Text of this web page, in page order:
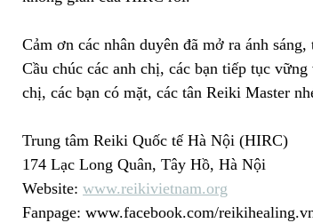
Cảm ơn các nhân duyên đã mở ra ánh
Cầu chúc các anh chị, các bạn tiếp tục
chị, các bạn có mặt, các tân Reiki Master
Trung tâm Reiki Quốc tế Hà Nội (HIRC)
174 Lạc Long Quân, Tây Hồ, Hà Nội
Website: www.reikivietnam.org
Fanpage: www.facebook.com/